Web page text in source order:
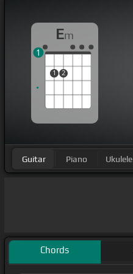
Em
1 2
1
Guitar Piano Ukulele
Chords